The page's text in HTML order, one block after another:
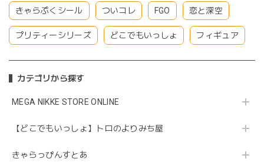
きゃらぷくシール ついコレ FGO 恋と深空
プリティーシリーズ どこでもいっしょ フィギュア
カテゴリから探す
MEGA NIKKE STORE ONLINE
【どこでもいっしょ】トロのよりみち屋
きゃらっぴんすとあ